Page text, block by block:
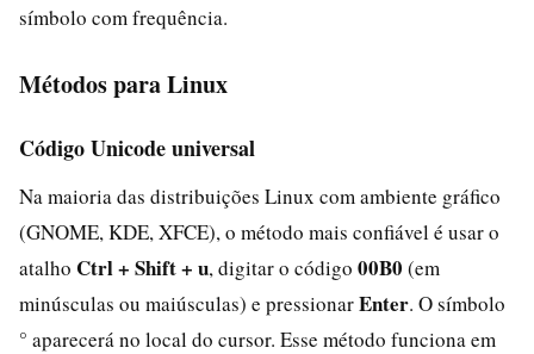
símbolo com frequência.
Métodos para Linux
Código Unicode universal
Na maioria das distribuições Linux com ambiente gráfico
(GNOME, KDE, XFCE), o método mais confiável é usar o
atalho Ctrl + Shift + u, digitar o código 00B0 (em
minúsculas ou maiúsculas) e pressionarEnter. O símbolo
° aparecerá no local do cursor. Esse método funciona em